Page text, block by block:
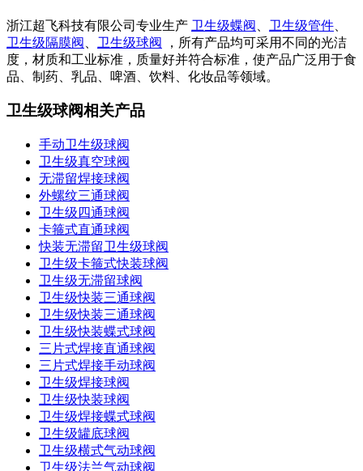
浙江超飞科技有限公司专业生产 卫生级蝶阀 卫生级管件
卫生级隔膜阀
卫生级球阀
，所有产品均可采用不同的光洁
度，材质和工业标准，质量好并符合标准，使产品广泛用于食
品、制药、乳品、啤酒、饮料、化妆品等领域。
卫生级球阀相关产品
手动卫生级球阀
卫生级真空球阀
无滞留焊接球阀
外螺纹三通球阀
卫生级四通球阀
卡箍式直通球阀
快装无滞留卫生级球阀
卫生级卡箍式快装球阀
卫生级无滞留球阀
卫生级快装三通球阀
卫生级快装三通球阀
卫生级快装蝶式球阀
三片式焊接直通球阀
三片式焊接手动球阀
卫生级焊接球阀
卫生级快装球阀
卫生级焊接蝶式球阀
卫生级罐底球阀
卫生级横式气动球阀
卫生级法兰气动球阀